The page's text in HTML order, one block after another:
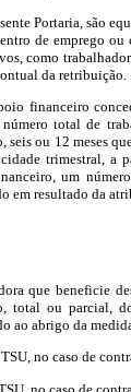
Portaria, são
de emprego ou
como
da retribuição.
financeiro
total de
seis ou 12 meses
trimestral, a
um
em resultado da
que beneficie
total ou parcial,
ao abrigo da
no caso de